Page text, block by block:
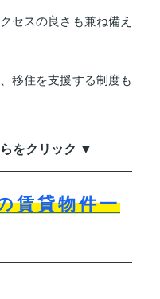
セスの良さも兼ね備え
移住を支援する制度も
をクリック ▼
賃貸物件一